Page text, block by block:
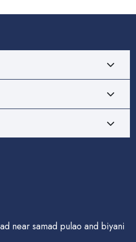
near samad pulao and biyani